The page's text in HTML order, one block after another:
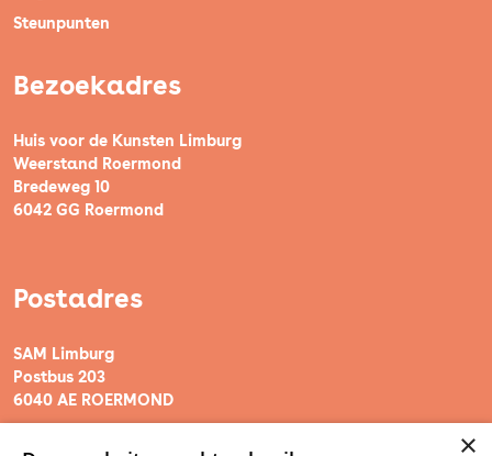
Steunpunten
Bezoekadres
Huis voor de Kunsten Limburg
Weerstand Roermond
Bredeweg 10
6042 GG Roermond
Postadres
SAM Limburg
Postbus 203
6040 AE ROERMOND
×